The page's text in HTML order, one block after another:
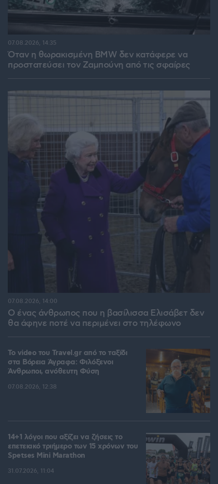
Όταν η θωρακισμένη BMW δεν κατάφερε να
προστατεύσει τον Ζαμπούνη από τις σφαίρες
07.08.2026, 14:35
Ο ένας άνθρωπος που η βασίλισσα Ελισάβετ δεν
θα άφηνε ποτέ να περιμένει στο τηλέφωνο
07.08.2026, 14:00
To video του Travel.gr από το ταξίδι
στα Βόρεια Άγραφα: Φιλόξενοι
Άνθρωποι, ανόθευτη Φύση
07.08.2026, 12:38
14+1 λόγοι που αξίζει να ζήσεις το
επετειακό τριήμερο των 15 χρόνων του
Spetses Mini Marathon
31.07.2026, 11:04